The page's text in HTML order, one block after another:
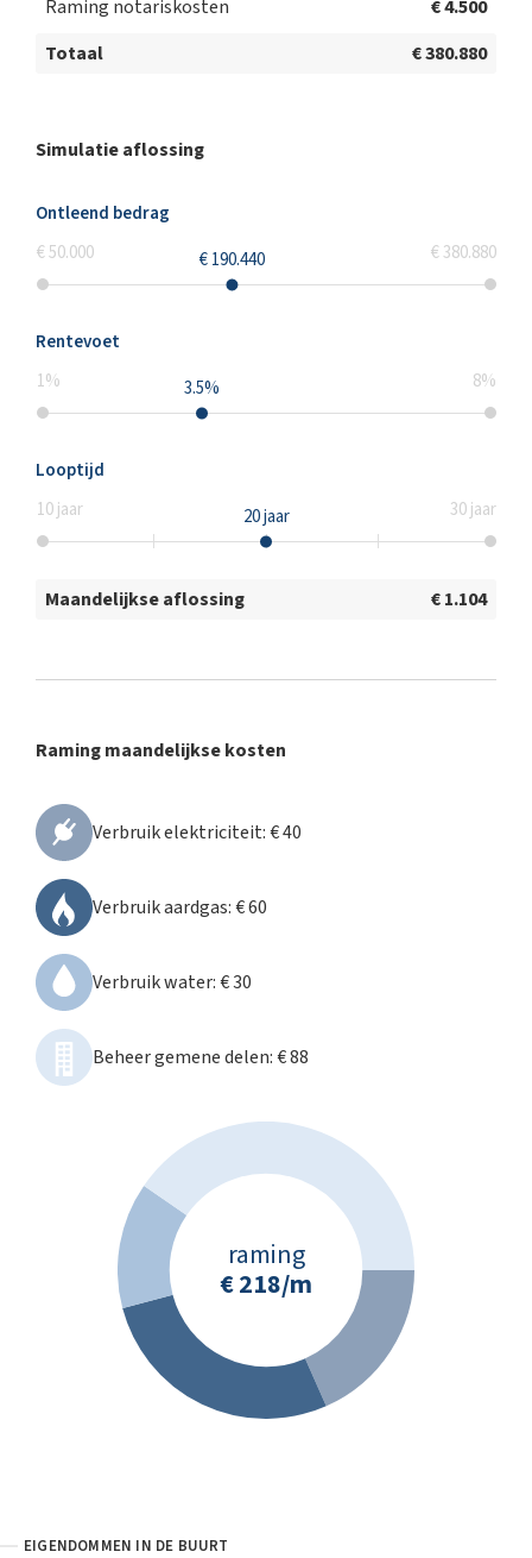
Raming notariskosten
€ 4.500
Totaal
€ 380.880
Simulatie aflossing
Ontleend bedrag
€ 50.000
€ 190.440 € 380.880
Rentevoet
1% 3.5% 8%
Looptijd
10jaar 20jaar 30jaar
Maandelijkse aflossing € 1.104
Raming maandelijkse kosten
Verbruik elektriciteit:€ 40
Verbruik aardgas:€ 60
Verbruik water:€ 30
Beheer gemene delen:€ 88
raming
€ 218/m
EIGENDOMMEN IN DE BUURT